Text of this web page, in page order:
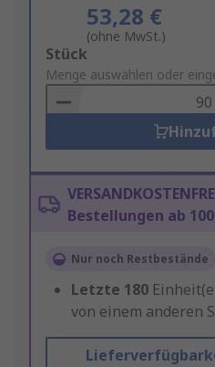
53,28 €
(ohne MwSt.)
Add
to
Basket
Stück
Menge auswählen oder
Bestellungen ab
Nur noch Restbestände
Letzte 180
von einem anderen